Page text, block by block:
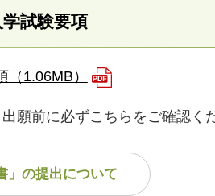
試験要項
1.06MB）
願前に必ずこちらをご確認く
」の提出について